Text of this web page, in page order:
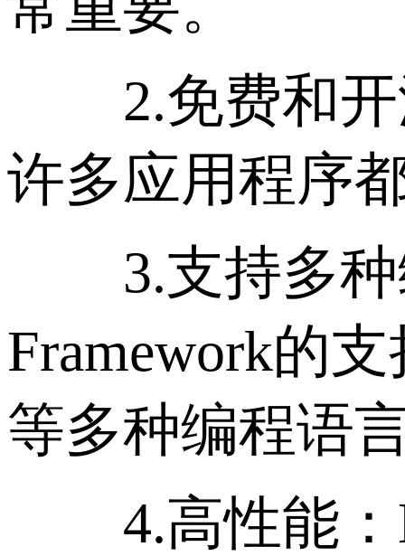
2.免费和开
许多应用程序
3.支持多种
Framework的
等多种编程语
4.高性能：